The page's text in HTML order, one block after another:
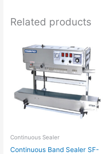
Related products
Continuous Sealer
Continuous Band Sealer SF-